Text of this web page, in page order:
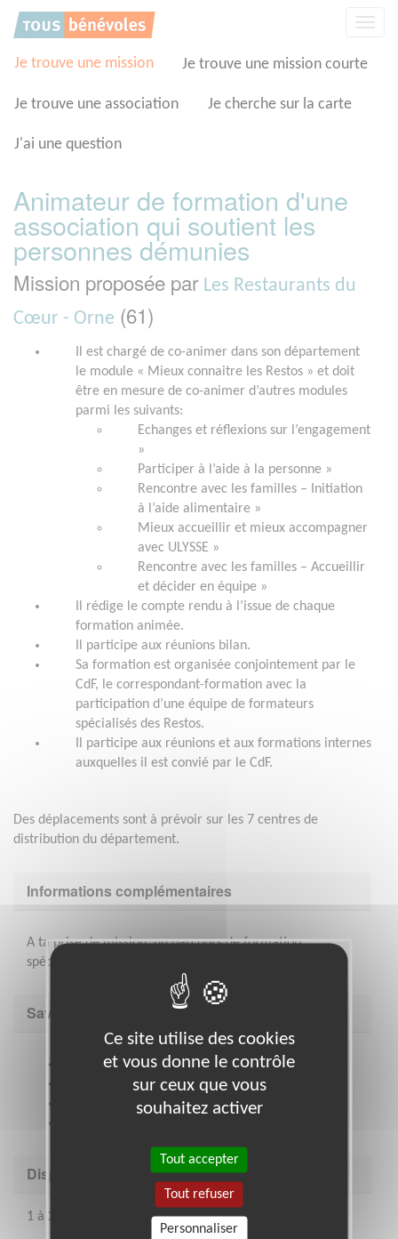
Je trouve une mission Je trouve une mission courte
Je trouve une association Je cherche sur la carte
J'ai une question
Animateur de formation d'une
association qui soutient les
personnes démunies
Mission proposée par Les Restaurants du
Cœur - Orne (61)
Il est chargé de co-animer dans son département
le module « Mieux connaitre les Restos » et doit
être en mesure de co-animer d’autres modules
parmi les suivants:
Echanges et réflexions sur l’engagement
»
Participer à l’aide à la personne »
Rencontre avec les familles – Initiation
à l’aide alimentaire »
Mieux accueillir et mieux accompagner
avec ULYSSE »
Rencontre avec les familles – Accueillir
et décider en équipe »
Il rédige le compte rendu à l’issue de chaque
formation animée.
Il participe aux réunions bilan.
Sa formation est organisée conjointement par le
CdF, le correspondant-formation avec la
participation d’une équipe de formateurs
spécialisés des Restos.
Il participe aux réunions et aux formations internes
auxquelles il est convié par le CdF.
Des déplacements sont à prévoir sur les 7 centres de
distribution du département.
Informations complémentaires
A ta prise de mission, un parcours de formation
spécifique est assuré par les Restos du Cœur.
Savoir être & compétences
Bonne capacité de travail en réseau
Sens de l’écoute et du dialogue
Esprit de synthèse
Disponibilité demandée
1 à 2 journées par semaine
Panneau de gestion des cookies
Ce site utilise des cookies
et vous donne le contrôle
sur ceux que vous
souhaitez activer
Tout accepter
Tout refuser
Personnaliser